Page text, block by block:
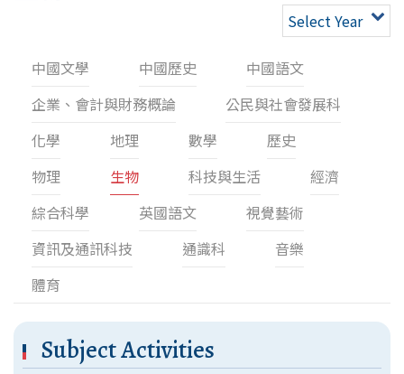
Select Year
中國文學 中國歷史
中國語文
企業、會計與財務概論
公民與社會發展科
化學
地理 數學
歷史
物理
生物 科技與生活
經濟
綜合科學
英國語文
視覺藝術
資訊及通訊科技
通識科
音樂
體育
Subject Activities